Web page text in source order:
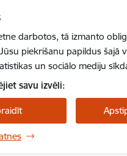
darbotos, tā izmanto
piekrišanu papildus šajā
un sociālo mediju
savu izvēli: